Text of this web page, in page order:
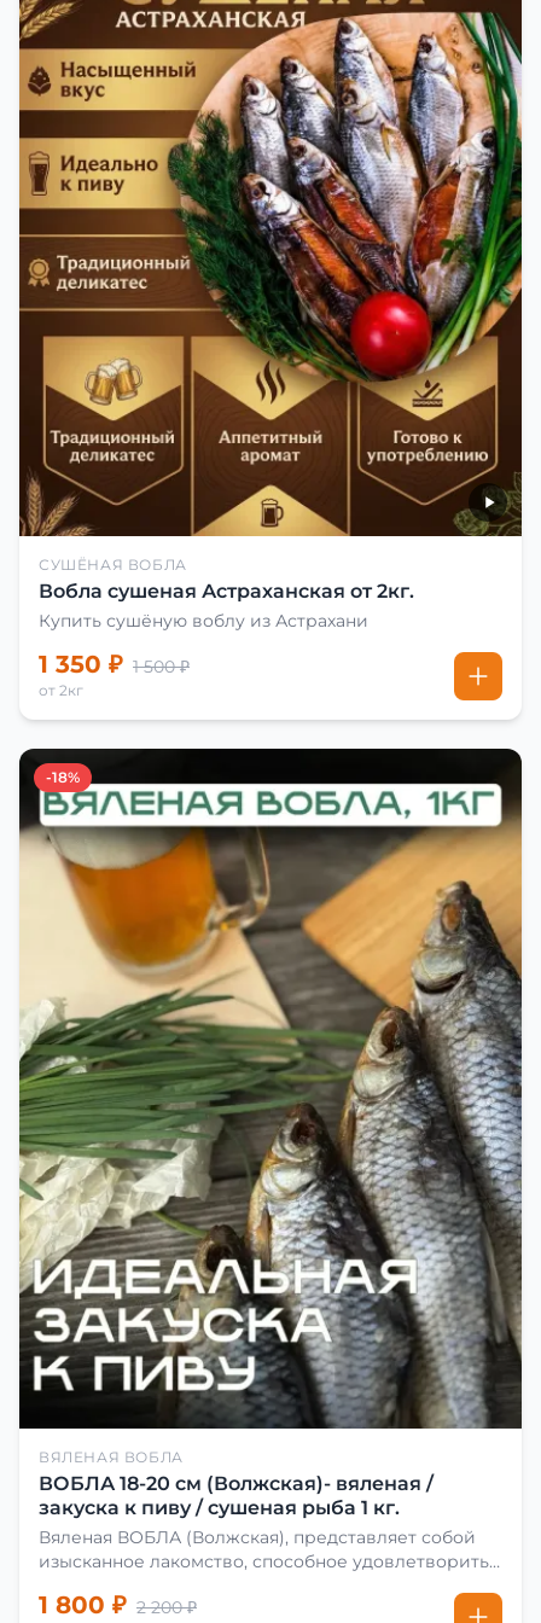
СУШЁНАЯ ВОБЛА
Вобла сушеная Астраханская от 2кг.
Купить сушёную воблу из Астрахани
1 350 ₽ 1 500 ₽
от 2кг
-18%
ВЯЛЕНАЯ ВОБЛА
ВОБЛА 18-20 см (Волжская)- вяленая /
закуска к пиву / сушеная рыба 1 кг.
Вяленая ВОБЛА (Волжская), представляет собой
изысканное лакомство, способное удовлетворить
сделать вяленую воблу, её сначала хорошо солят.
1 800 ₽ 2 200 ₽